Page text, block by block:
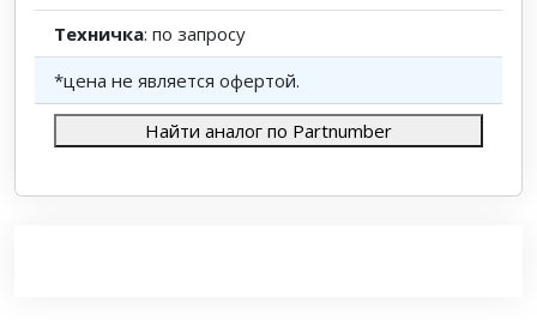
Техничка: по запросу
*цена не является офертой.
Найти аналог по Partnumber